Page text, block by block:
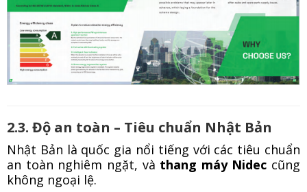
2.3. Độ an toàn – Tiêu chuẩn Nhật Bản
Nhật Bản là quốc gia nổi tiếng với các tiêu chuẩn
an toàn nghiêm ngặt, và thang máy Nidec cũng
không ngoại lệ.